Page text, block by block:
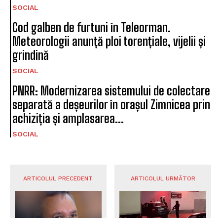
SOCIAL
Cod galben de furtuni în Teleorman.
Meteorologii anunță ploi torențiale, vijelii și
grindină
SOCIAL
PNRR: Modernizarea sistemului de colectare
separată a deșeurilor în orașul Zimnicea prin
achiziția și amplasarea...
SOCIAL
ARTICOLUL PRECEDENT ARTICOLUL URMĂTOR